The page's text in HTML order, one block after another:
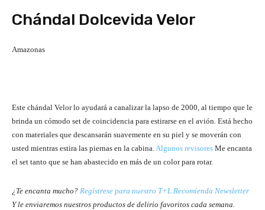
Chándal Dolcevida Velor
Amazonas
Este chándal Velor lo ayudará a canalizar la lapso de 2000, al tiempo que le
brinda un cómodo set de coincidencia para estirarse en el avión. Está hecho
con materiales que descansarán suavemente en su piel y se moverán con
usted mientras estira las piernas en la cabina.Algunos revisores Me encanta
el set tanto que se han abastecido en más de un color para rotar.
¿Te encanta mucho? Regístrese para nuestro T+L Recomienda Newsletter
Y le enviaremos nuestros productos de delirio favoritos cada semana.